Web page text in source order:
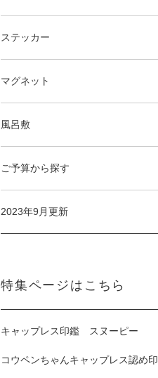
ステッカー
マグネット
風呂敷
ご予算から探す
2023年9月更新
特集ページはこちら
キャップレス印鑑 スヌーピー
コウペンちゃんキャップレス認め印